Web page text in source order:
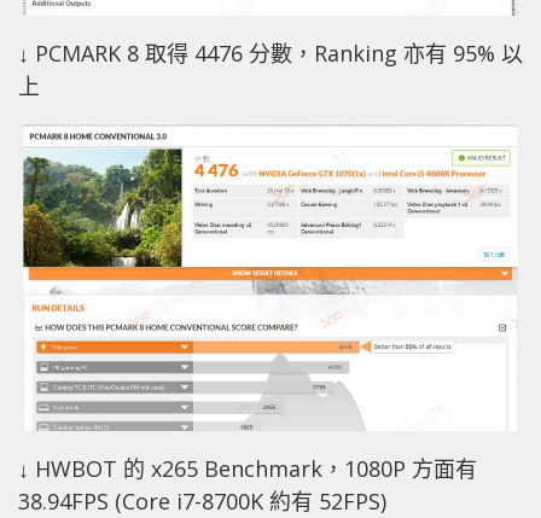
↓ PCMARK 8 取得 4476 分數，Ranking 亦有 95% 以
上
↓ HWBOT 的 x265 Benchmark，1080P 方面有
38.94FPS (Core i7-8700K 約有 52FPS)